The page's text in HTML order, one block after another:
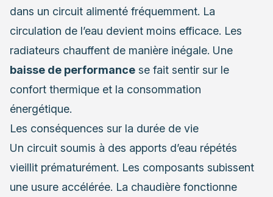
dans un circuit alimenté fréquemment. La
circulation de l’eau devient moins efficace. Les
radiateurs chauffent de manière inégale. Une
baisse de performance se fait sentir sur le
confort thermique et la consommation
énergétique.
Les conséquences sur la durée de vie
Un circuit soumis à des apports d’eau répétés
vieillit prématurément. Les composants subissent
une usure accélérée. La chaudière fonctionne